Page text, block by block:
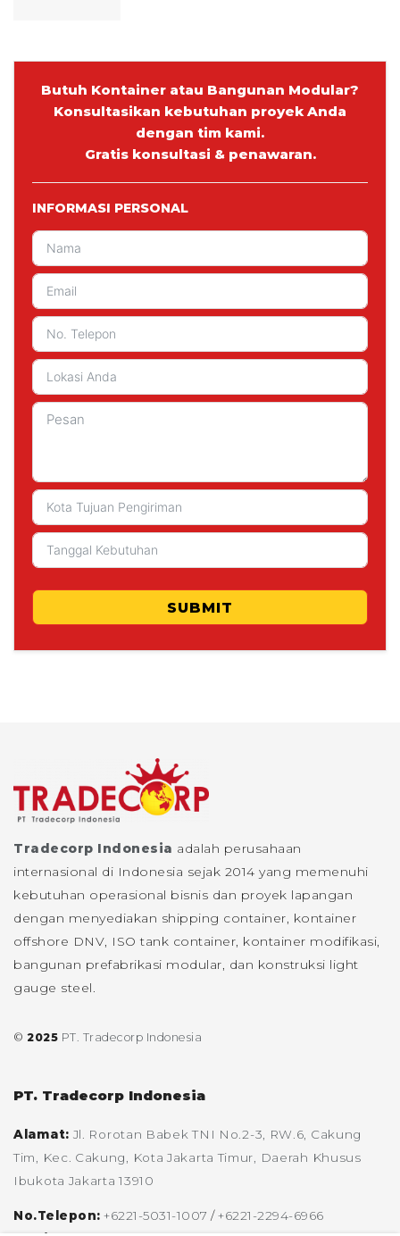
Butuh Kontainer atau Bangunan Modular?
Konsultasikan kebutuhan proyek Anda
dengan tim kami.
Gratis konsultasi & penawaran.
INFORMASI PERSONAL
SUBMIT
Tradecorp Indonesia adalah perusahaan
internasional di Indonesia sejak 2014 yang memenuhi
kebutuhan operasional bisnis dan proyek lapangan
dengan menyediakan shipping container, kontainer
offshore DNV, ISO tank container, kontainer modifikasi,
bangunan prefabrikasi modular, dan konstruksi light
gauge steel.
© 2025 PT. Tradecorp Indonesia
PT. Tradecorp Indonesia
Alamat: Jl. Rorotan Babek TNI No.2-3, RW.6, Cakung
Tim, Kec. Cakung, Kota Jakarta Timur, Daerah Khusus
Ibukota Jakarta 13910
No.Telepon: +6221-5031-1007 /+6221-2294-6966